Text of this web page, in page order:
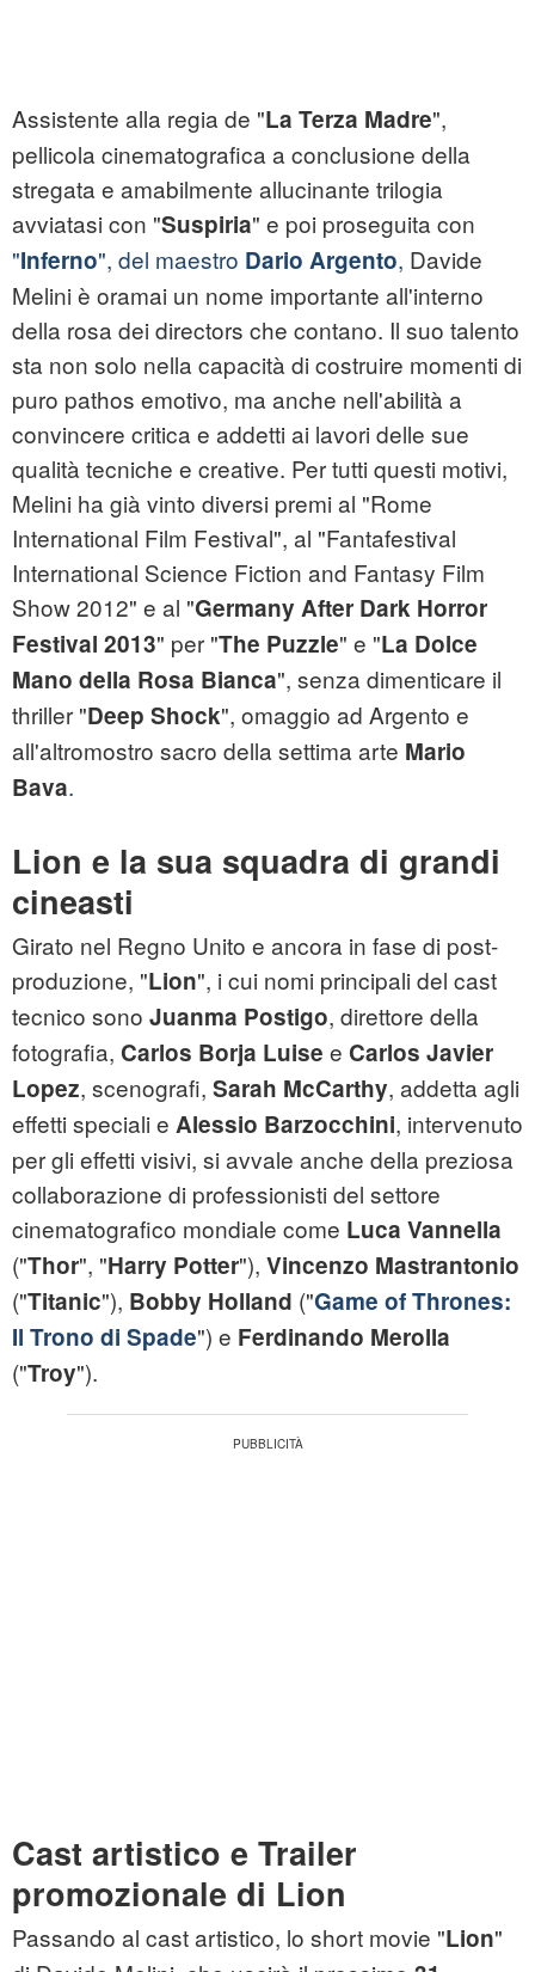
Assistente alla regia de "La Terza Madre",
pellicola cinematografica a conclusione della
stregata e amabilmente allucinante trilogia
avviatasi con "Suspiria" e poi proseguita con
"Inferno", del maestro Dario Argento, Davide
Melini è oramai un nome importante all'interno
della rosa dei directors che contano. Il suo talento
sta non solo nella capacità di costruire momenti di
puro pathos emotivo, ma anche nell'abilità a
convincere critica e addetti ai lavori delle sue
qualità tecniche e creative. Per tutti questi motivi,
Melini ha già vinto diversi premi al "Rome
International Film Festival", al "Fantafestival
International Science Fiction and Fantasy Film
Show 2012" e al "Germany After Dark Horror
Festival 2013" per "The Puzzle" e "La Dolce
Mano della Rosa Bianca", senza dimenticare il
thriller "Deep Shock", omaggio ad Argento e
all'altromostro sacro della settima arte Mario
Bava.
Lion e la sua squadra di grandi
cineasti
Girato nel Regno Unito e ancora in fase di post-
produzione, "Lion", i cui nomi principali del cast
tecnico sono Juanma Postigo, direttore della
fotografia, Carlos Borja Luise e Carlos Javier
Lopez, scenografi, Sarah McCarthy, addetta agli
effetti speciali e Alessio Barzocchini, intervenuto
per gli effetti visivi, si avvale anche della preziosa
collaborazione di professionisti del settore
cinematografico mondiale come Luca Vannella
("Thor", "Harry Potter"), Vincenzo Mastrantonio
("Titanic"), Bobby Holland ("Game of Thrones:
Il Trono di Spade") e Ferdinando Merolla
("Troy").
Cast artistico e Trailer
promozionale di Lion
Passando al cast artistico, lo short movie "Lion"